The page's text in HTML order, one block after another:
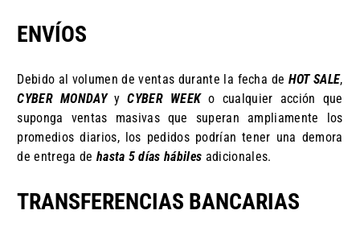
ENVÍOS
Debido al volumen de ventas durante la fecha de HOT SALE,
CYBER MONDAYyCYBER WEEKo cualquier acción que
suponga ventas masivas que superan ampliamente los
promedios diarios, los pedidos podrían tener una demora
de entrega de hasta 5 días hábiles adicionales.
TRANSFERENCIAS BANCARIAS